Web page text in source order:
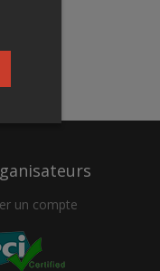
un compte